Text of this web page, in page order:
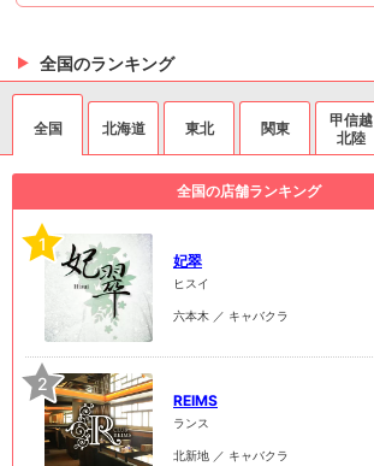
全国のランキング
全国 北海道 東北 関東
甲信越
北陸
全国の店舗ランキング
1
妃翠
ヒスイ
六本木 ／ キャバクラ
2
REIMS
ランス
北新地 ／ キャバクラ